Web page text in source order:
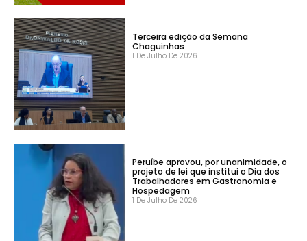
Terceira edição da Semana
Chaguinhas
1 De Julho De 2026
Peruíbe aprovou, por unanimidade, o
projeto de lei que institui o Dia dos
Trabalhadores em Gastronomia e
Hospedagem
1 De Julho De 2026